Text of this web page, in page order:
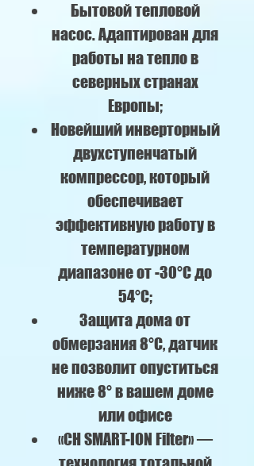
Бытовой тепловой
насос. Адаптирован для
работы на тепло в
северных странах
Европы;
Новейший инверторный
двухступенчатый
компрессор, который
обеспечивает
эффективную работу в
температурном
диапазоне от -30°С до
54°C;
Защита дома от
обмерзания 8°C, датчик
не позволит опуститься
ниже 8° в вашем доме
или офисе
«CH SMART-ION Filter» —